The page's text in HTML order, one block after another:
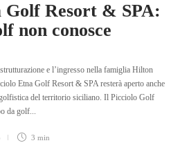
Golf Resort & SPA:
non conosce
e l’ingresso nella famiglia Hilton
Etna Golf Resort & SPA resterà aperto anche
del territorio siciliano. Il Picciolo Golf
da golf...
3 min